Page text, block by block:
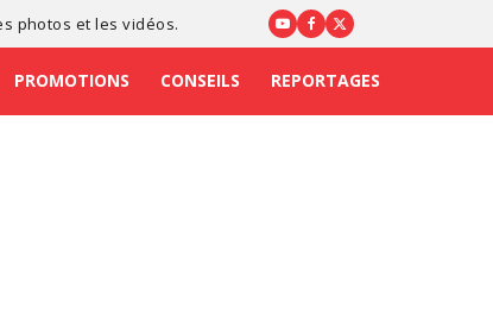
photos et les vidéos.
PROMOTIONS CONSEILS REPORTAGES